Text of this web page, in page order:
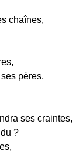
chaînes,
pères,
ses craintes,
?